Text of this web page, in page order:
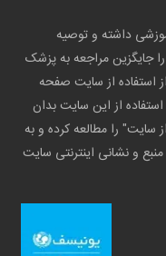
داشته و توصیه
جایگزین مراجعه به پزشک
از سایت صفحه
استفاده از این سایت بدان
سایت" را مطالعه کرده و به
و نشانی اینترنتی سایت